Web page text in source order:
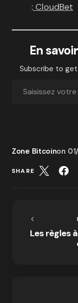
: CloudBet
En
Subscribe to
Zone Bitcoinon
SHARE
Les règles